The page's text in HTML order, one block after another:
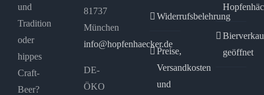
und
Tradition
oder
hippes
Craft-
Beer?
81737
München
info@hopfenhaecker.de
DE-
ÖKO
Widerrufsbelehrung
Preise,
Versandkosten
und
geöffnet